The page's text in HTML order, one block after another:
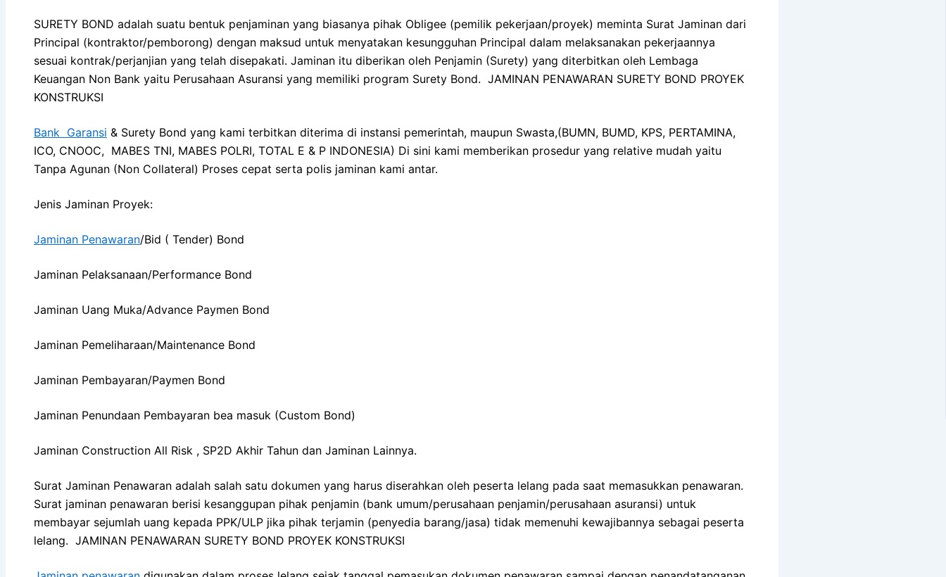
SURETY BOND adalah suatu bentuk penjaminan yang biasanya pihak Obligee (pemilik pekerjaan/proyek) meminta Surat Jaminan dari
Principal (kontraktor/pemborong) dengan maksud untuk menyatakan kesungguhan Principal dalam melaksanakan pekerjaannya
sesuai kontrak/perjanjian yang telah disepakati. Jaminan itu diberikan oleh Penjamin (Surety) yang diterbitkan oleh Lembaga
Keuangan Non Bank yaitu Perusahaan Asuransi yang memiliki program Surety Bond. JAMINAN PENAWARAN SURETY BOND PROYEK
KONSTRUKSI
Bank Garansi & Surety Bond yang kami terbitkan diterima di instansi pemerintah, maupun Swasta,(BUMN, BUMD, KPS, PERTAMINA,
ICO, CNOOC, MABES TNI, MABES POLRI, TOTAL E & P INDONESIA) Di sini kami memberikan prosedur yang relative mudah yaitu
Tanpa Agunan (Non Collateral) Proses cepat serta polis jaminan kami antar.
Jenis Jaminan Proyek:
Jaminan Penawaran/Bid ( Tender) Bond
Jaminan Pelaksanaan/Performance Bond
Jaminan Uang Muka/Advance Paymen Bond
Jaminan Pemeliharaan/Maintenance Bond
Jaminan Pembayaran/Paymen Bond
Jaminan Penundaan Pembayaran bea masuk (Custom Bond)
Jaminan Construction All Risk , SP2D Akhir Tahun dan Jaminan Lainnya.
Surat Jaminan Penawaran adalah salah satu dokumen yang harus diserahkan oleh peserta lelang pada saat memasukkan penawaran.
Surat jaminan penawaran berisi kesanggupan pihak penjamin (bank umum/perusahaan penjamin/perusahaan asuransi) untuk
membayar sejumlah uang kepada PPK/ULP jika pihak terjamin (penyedia barang/jasa) tidak memenuhi kewajibannya sebagai peserta
lelang. JAMINAN PENAWARAN SURETY BOND PROYEK KONSTRUKSI